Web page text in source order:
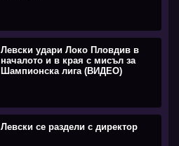
Левски удари Локо Пловдив в
началото и в края с мисъл за
Шампионска лига (ВИДЕО)
Левски се раздели с директор